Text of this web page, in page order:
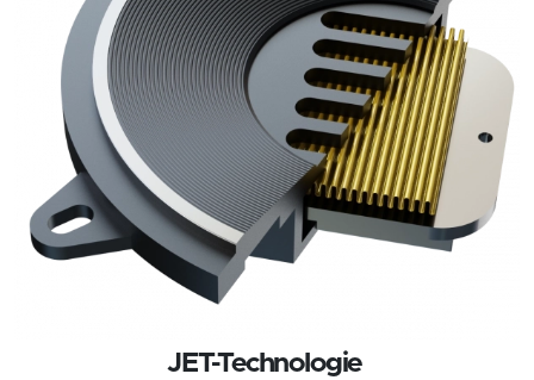
JET-Technologie